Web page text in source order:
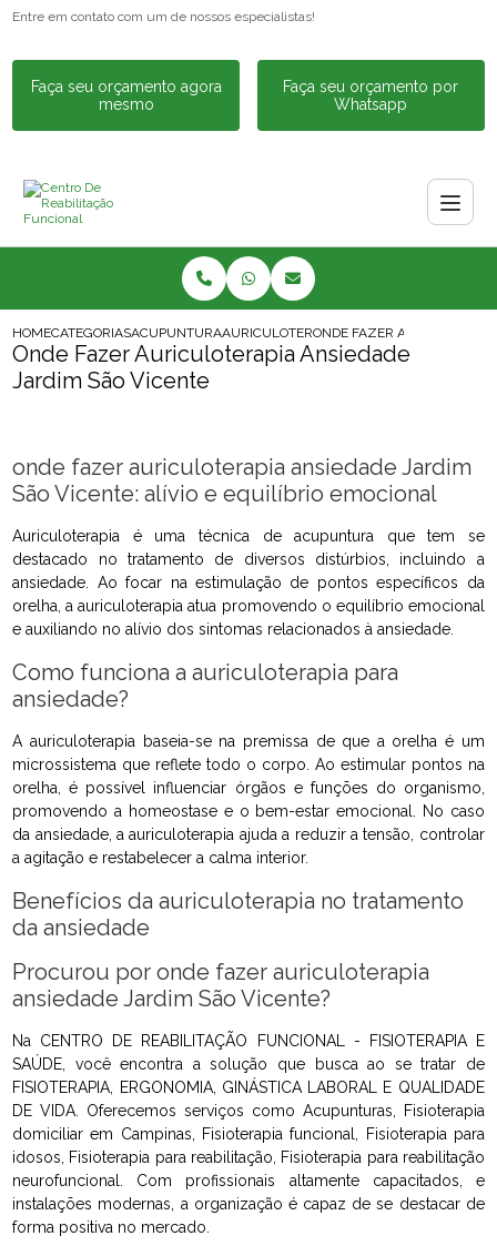
Entre em contato com um de nossos especialistas!
Faça seu orçamento agora
mesmo
Faça seu orçamento por
Whatsapp
HOMECATEGORIASACUPUNTURAAURICULOTERAPIA ANSIEDADE
ONDE FAZER
Onde Fazer Auriculoterapia Ansiedade
Jardim São Vicente
onde fazer auriculoterapia ansiedade Jardim
São Vicente: alívio e equilíbrio emocional
Auriculoterapia é uma técnica de acupuntura que tem se
destacado no tratamento de diversos distúrbios, incluindo a
ansiedade. Ao focar na estimulação de pontos específicos da
orelha, a auriculoterapia atua promovendo o equilíbrio emocional
e auxiliando no alívio dos sintomas relacionados à ansiedade.
Como funciona a auriculoterapia para
ansiedade?
A auriculoterapia baseia-se na premissa de que a orelha é um
microssistema que reflete todo o corpo. Ao estimular pontos na
orelha, é possível influenciar órgãos e funções do organismo,
promovendo a homeostase e o bem-estar emocional. No caso
da ansiedade, a auriculoterapia ajuda a reduzir a tensão, controlar
a agitação e restabelecer a calma interior.
Benefícios da auriculoterapia no tratamento
da ansiedade
Procurou por onde fazer auriculoterapia
ansiedade Jardim São Vicente?
Na CENTRO DE REABILITAÇÃO FUNCIONAL - FISIOTERAPIA E
SAÚDE, você encontra a solução que busca ao se tratar de
FISIOTERAPIA, ERGONOMIA, GINÁSTICA LABORAL E QUALIDADE
DE VIDA. Oferecemos serviços como Acupunturas, Fisioterapia
domiciliar em Campinas, Fisioterapia funcional, Fisioterapia para
idosos, Fisioterapia para reabilitação, Fisioterapia para reabilitação
neurofuncional. Com profissionais altamente capacitados, e
instalações modernas, a organização é capaz de se destacar de
forma positiva no mercado.